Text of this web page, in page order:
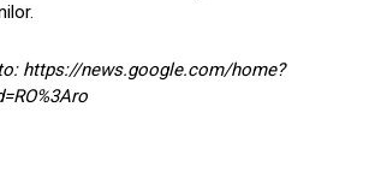
https://news.google.com/home?